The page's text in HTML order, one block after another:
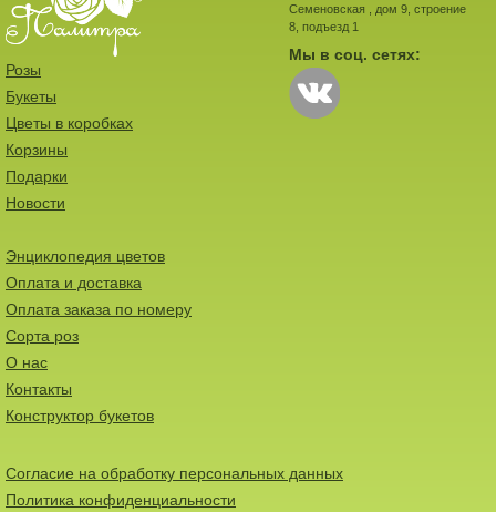
Семеновская , дом 9, строение
8, подъезд 1
Мы в соц. сетях:
Розы
Букеты
Цветы в коробках
Корзины
Подарки
Новости
Энциклопедия цветов
Оплата и доставка
Оплата заказа по номеру
Сорта роз
О нас
Контакты
Конструктор букетов
Согласие на обработку персональных данных
Политика конфиденциальности